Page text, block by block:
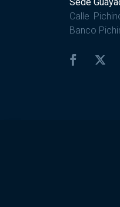
Calle
Banco